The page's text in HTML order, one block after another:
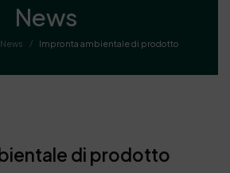
News
News / Impronta ambientale di prodotto
di prodotto